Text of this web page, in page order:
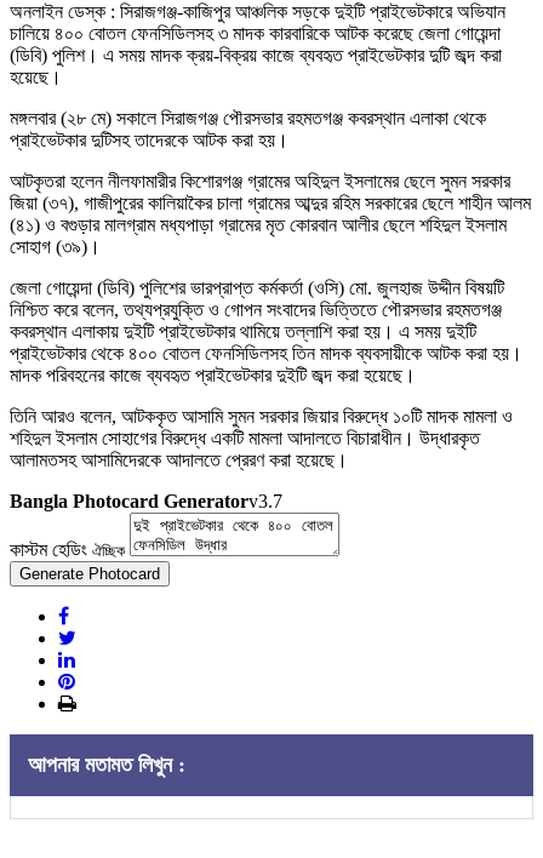
অনলাইন ডেস্ক : সিরাজগঞ্জ-কাজিপুর আঞ্চলিক সড়কে দুইটি প্রাইভেটকারে অভিযান
চালিয়ে ৪০০ বোতল ফেনসিডিলসহ ৩ মাদক কারবারিকে আটক করেছে জেলা গোয়েন্দা
(ডিবি) পুলিশ। এ সময় মাদক ক্রয়-বিক্রয় কাজে ব্যবহৃত প্রাইভেটকার দুটি জব্দ করা
হয়েছে।
মঙ্গলবার (২৮ মে) সকালে সিরাজগঞ্জ পৌরসভার রহমতগঞ্জ কবরস্থান এলাকা থেকে
প্রাইভেটকার দুটিসহ তাদেরকে আটক করা হয়।
আটকৃতরা হলেন নীলফামারীর কিশোরগঞ্জ গ্রামের অহিদুল ইসলামের ছেলে সুমন সরকার
জিয়া (৩৭), গাজীপুরের কালিয়াকৈর চালা গ্রামের আব্দুর রহিম সরকারের ছেলে শাহীন আলম
(৪১) ও বগুড়ার মালগ্রাম মধ্যপাড়া গ্রামের মৃত কোরবান আলীর ছেলে শহিদুল ইসলাম
সোহাগ (৩৯)।
জেলা গোয়েন্দা (ডিবি) পুলিশের ভারপ্রাপ্ত কর্মকর্তা (ওসি) মো. জুলহাজ উদ্দীন বিষয়টি
নিশ্চিত করে বলেন, তথ্যপ্রযুক্তি ও গোপন সংবাদের ভিত্তিতে পৌরসভার রহমতগঞ্জ
কবরস্থান এলাকায় দুইটি প্রাইভেটকার থামিয়ে তল্লাশি করা হয়। এ সময় দুইটি
প্রাইভেটকার থেকে ৪০০ বোতল ফেনসিডিলসহ তিন মাদক ব্যবসায়ীকে আটক করা হয়।
মাদক পরিবহনের কাজে ব্যবহৃত প্রাইভেটকার দুইটি জব্দ করা হয়েছে।
তিনি আরও বলেন, আটককৃত আসামি সুমন সরকার জিয়ার বিরুদ্ধে ১০টি মাদক মামলা ও
শহিদুল ইসলাম সোহাগের বিরুদ্ধে একটি মামলা আদালতে বিচারাধীন। উদ্ধারকৃত
আলামতসহ আসামিদেরকে আদালতে প্রেরণ করা হয়েছে।
Bangla Photocard Generatorv3.7
কাস্টম হেডিং ঐচ্ছিক
Generate Photocard
আপনার মতামত লিখুন :